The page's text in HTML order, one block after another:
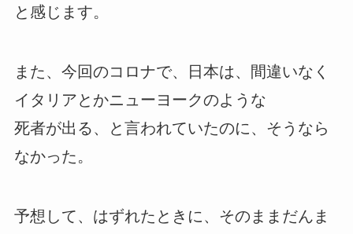
と感じます。
また、今回のコロナで、日本は、間違いなく
イタリアとかニューヨークのような
死者が出る、と言われていたのに、そうなら
なかった。
予想して、はずれたときに、そのままだんま